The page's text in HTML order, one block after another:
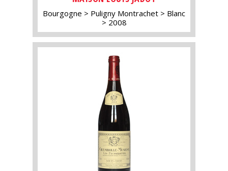
Bourgogne Puligny Montrachet
Blanc
2008